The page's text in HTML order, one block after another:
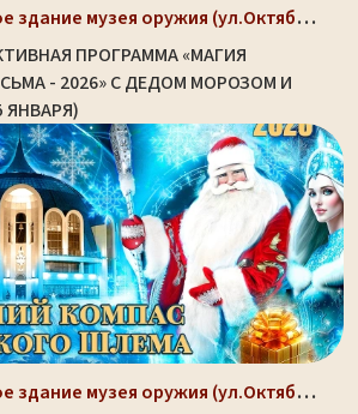
Новое здание музея оружия (ул.Октябрьская, д. 2)
ПРОГРАММА «МАГИЯ
- 2026» С ДЕДОМ МОРОЗОМ И
ЯНВАРЯ)
Новое здание музея оружия (ул.Октябрьская, д. 2)